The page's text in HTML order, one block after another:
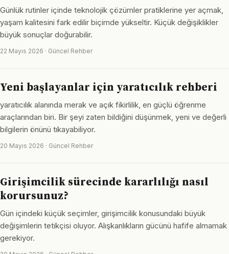
Günlük rutinler içinde teknolojik çözümler pratiklerine yer açmak,
yaşam kalitesini fark edilir biçimde yükseltir. Küçük değişiklikler
büyük sonuçlar doğurabilir.
22 Mayıs 2026 · Güncel Rehber
Yeni başlayanlar için yaratıcılık rehberi
yaratıcılık alanında merak ve açık fikirlilik, en güçlü öğrenme
araçlarından biri. Bir şeyi zaten bildiğini düşünmek, yeni ve değerli
bilgilerin önünü tıkayabiliyor.
20 Mayıs 2026 · Güncel Rehber
Girişimcilik sürecinde kararlılığı nasıl
korursunuz?
Gün içindeki küçük seçimler, girişimcilik konusundaki büyük
değişimlerin tetikçisi oluyor. Alışkanlıkların gücünü hafife almamak
gerekiyor.